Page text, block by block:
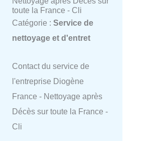
toute la France - Cli
Catégorie : Service de
nettoyage et d'entret
Contact du service de
l'entreprise Diogène
France - Nettoyage après
Décès sur toute la France -
Cli